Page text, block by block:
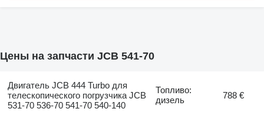
Цены на запчасти JCB 541-70
Двигатель JCB 444 Turbo для
телескопического погрузчика JCB
531-70 536-70 541-70 540-140
Топливо:
дизель
788 €